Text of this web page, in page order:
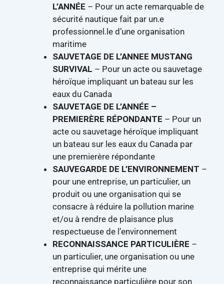
L’ANNÉE – Pour un acte remarquable de
sécurité nautique fait par un.e
professionnel.le d’une organisation
maritime
SAUVETAGE DE L’ANNEE MUSTANG
SURVIVAL – Pour un acte ou sauvetage
héroïque impliquant un bateau sur les
eaux du Canada
SAUVETAGE DE L’ANNÉE –
PREMIERÈRE RÉPONDANTE – Pour un
acte ou sauvetage héroïque impliquant
un bateau sur les eaux du Canada par
une premierère répondante
SAUVEGARDE DE L’ENVIRONNEMENT –
pour une entreprise, un particulier, un
produit ou une organisation qui se
consacre à réduire la pollution marine
et/ou à rendre de plaisance plus
respectueuse de l’environnement
RECONNAISSANCE PARTICULIÈRE –
un particulier, une organisation ou une
entreprise qui mérite une
reconnaissance particulière pour son